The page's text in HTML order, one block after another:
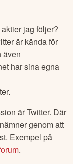
jag följer?
är kända för
även
har sina egna
är Twitter. Där
genom att
Exempel på
.